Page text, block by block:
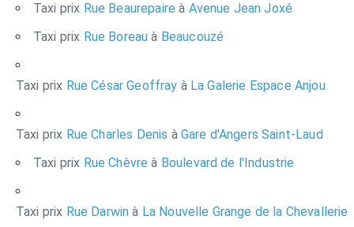
Taxi prix Rue Beaurepaireà Avenue Jean Joxé
Taxi prix Rue Boreauà Beaucouzé
Taxi prix Rue César Geoffray àLa Galerie Espace Anjou
Taxi prix Rue Charles Denis àGare d'Angers Saint-Laud
Taxi prix Rue Chèvreà Boulevard de l'Industrie
Taxi prix Rue Darwinà La Nouvelle Grange de la Chevallerie